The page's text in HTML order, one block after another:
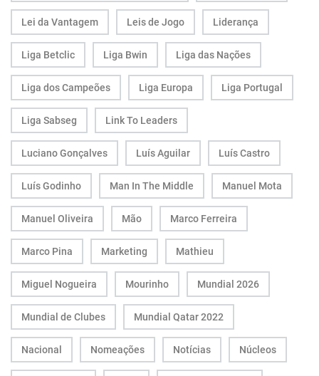
Lei da Vantagem Leis de Jogo Liderança
Liga Betclic Liga Bwin Liga das Nações
Liga dos Campeões Liga Europa Liga Portugal
Liga Sabseg Link To Leaders
Luciano Gonçalves Luís Aguilar Luís Castro
Luís Godinho Man In The Middle Manuel Mota
Manuel Oliveira Mão Marco Ferreira
Marco Pina Marketing Mathieu
Miguel Nogueira Mourinho Mundial 2026
Mundial de Clubes Mundial Qatar 2022
Nacional Nomeações Notícias Núcleos